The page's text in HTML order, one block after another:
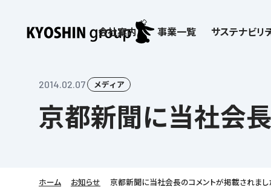
会社案内
会社案内
企業理念
教育理念
Company’s Profile
社歌
本社所在地
フランチャイズ事業
事業一覧
子どもたちの学びを支える
サステナビリ
サステナビリティ
お客さま満足度向上の取り組み
労働環境向上の取り組み
価値創造の取り組み
社会貢献活動
株主・投資家向け情報
IR ニュース
株主・株式関連情報
ビジョン／経営方針
IRライブラリー
IRカレンダー
IRお問合せ
採用情報
京進リクルートInstagram
新卒採用情報
講師（アルバイト）募集
保育士事業 採用
2014.02.07 メディア
京都新聞に当社会長
ホーム お知らせ 京都新聞に当社会長のコメントが掲載されまし